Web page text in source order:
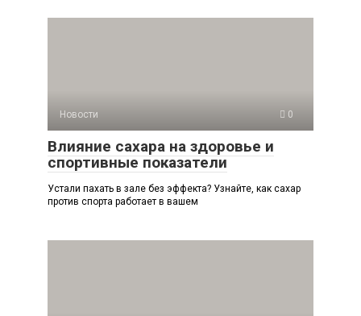
Новости 0
Влияние сахара на здоровье и
спортивные показатели
Устали пахать в зале без эффекта? Узнайте, как сахар
против спорта работает в вашем